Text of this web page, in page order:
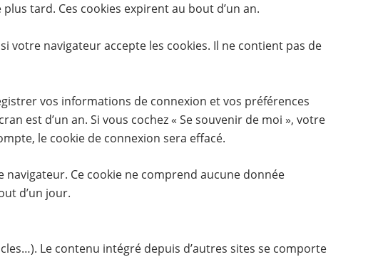
tard. Ces cookies expirent au bout d’un an.
votre navigateur accepte les cookies. Il ne contient pas de
vos informations de connexion et vos préférences
est d’un an. Si vous cochez « Se souvenir de moi », votre
le cookie de connexion sera effacé.
Ce cookie ne comprend aucune donnée
d’un jour.
Le contenu intégré depuis d’autres sites se comporte